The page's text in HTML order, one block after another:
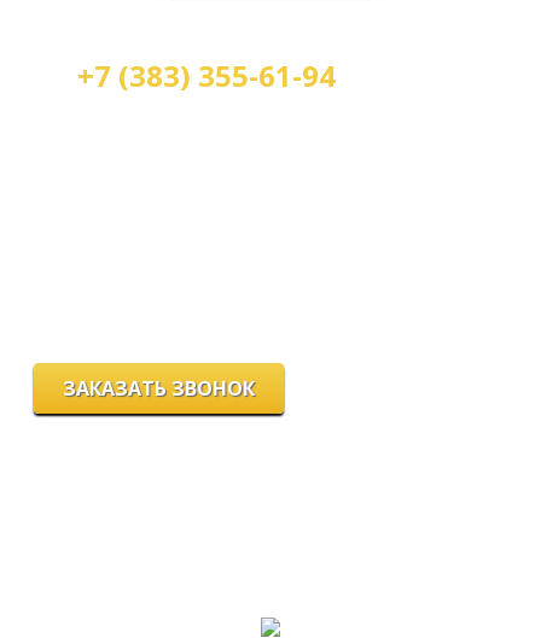
+7 (383) 355-61-94
ЗАКАЗАТЬ ЗВОНОК